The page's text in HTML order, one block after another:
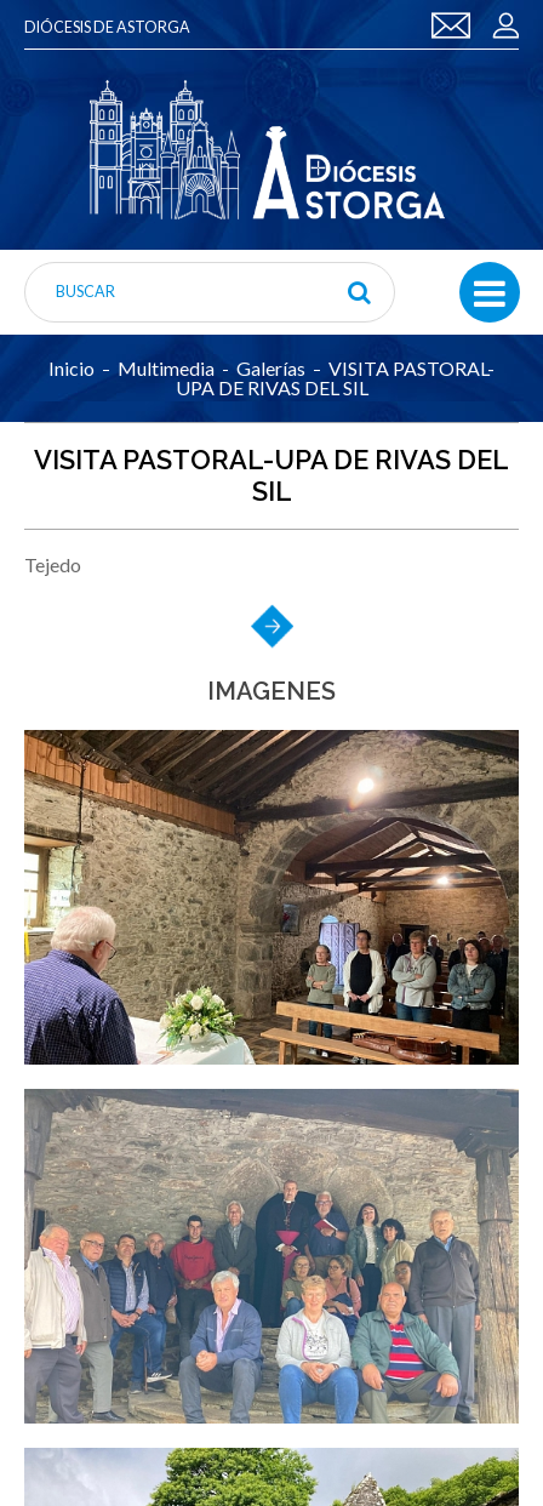
DIÓCESIS DE ASTORGA
Inicio Multimedia Galerías
VISITA PASTORAL-
UPA DE RIVAS DEL SIL
VISITA PASTORAL-UPA DE RIVAS DEL
SIL
Tejedo
IMAGENES